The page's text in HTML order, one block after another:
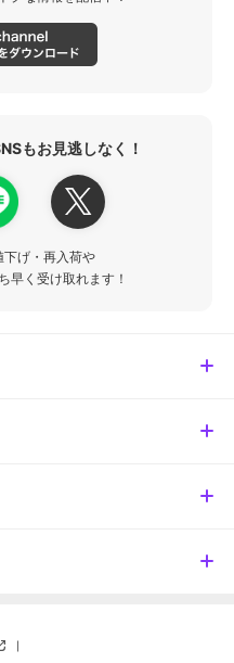
もお見逃しなく！
下げ・再入荷や
早く受け取れます！